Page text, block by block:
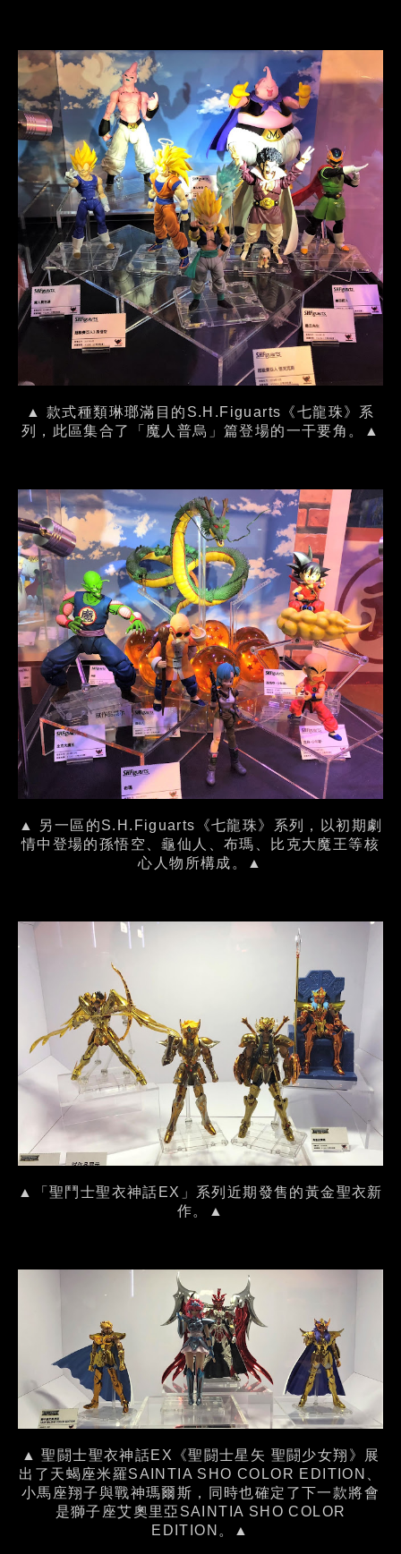
▲ 款式種類琳瑯滿目的S.H.Figuarts《七龍珠》系
列，此區集合了「魔人普烏」篇登場的一干要角。▲
▲ 另一區的S.H.Figuarts《七龍珠》系列，以初期劇
情中登場的孫悟空、龜仙人、布瑪、比克大魔王等核
心人物所構成。▲
▲「聖鬥士聖衣神話EX」系列近期發售的黃金聖衣新
作。▲
▲ 聖闘士聖衣神話EX《聖闘士星矢 聖闘少女翔》展
出了天蝎座米羅SAINTIA SHO COLOR EDITION、
小馬座翔子與戰神瑪爾斯，同時也確定了下一款將會
是獅子座艾奧里亞SAINTIA SHO COLOR
EDITION。▲